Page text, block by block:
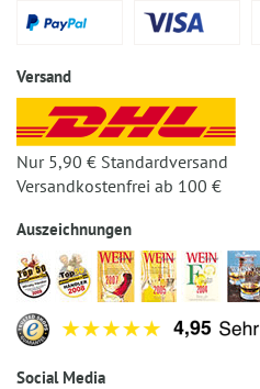
Versand
Nur 5,90 € Standardversand
Versandkostenfrei ab 100 €
Auszeichnungen
Social Media